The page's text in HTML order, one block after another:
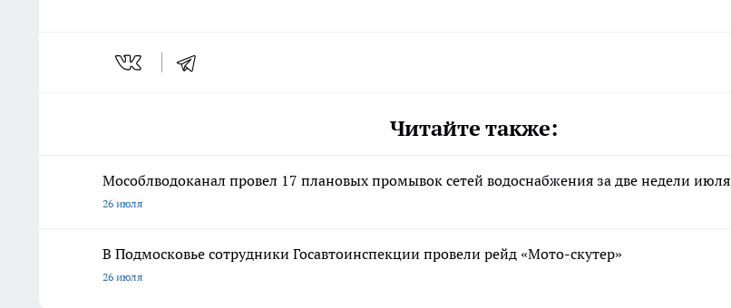
Читайте также:
Мособлводоканал провел 17 плановых промывок сетей водоснабжения за две недели июля
26 июля
В Подмосковье сотрудники Госавтоинспекции провели рейд «Мото-скутер»
26 июля